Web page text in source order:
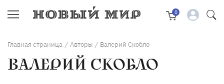
0
Главная страница / Авторы / Валерий Скобло
ВАЛЕРИЙ СКОБЛО